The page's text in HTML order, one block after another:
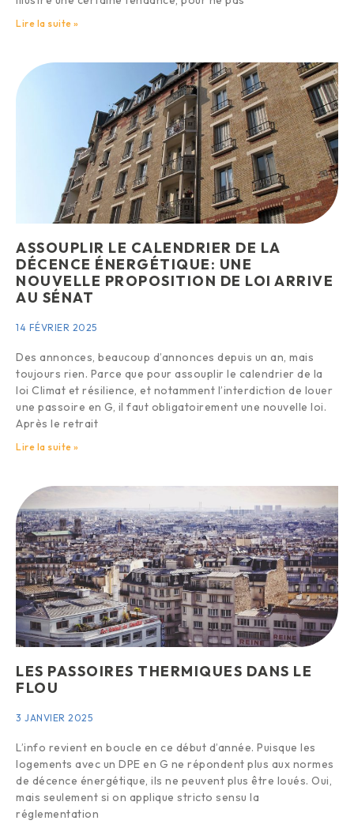
Lire la suite »
ASSOUPLIR LE CALENDRIER DE LA
DÉCENCE ÉNERGÉTIQUE: UNE
NOUVELLE PROPOSITION DE LOI ARRIVE
AU SÉNAT
14 FÉVRIER 2025
Des annonces, beaucoup d’annonces depuis un an, mais
toujours rien. Parce que pour assouplir le calendrier de la
loi Climat et résilience, et notamment l’interdiction de louer
une passoire en G, il faut obligatoirement une nouvelle loi.
Après le retrait
Lire la suite »
LES PASSOIRES THERMIQUES DANS LE
FLOU
3 JANVIER 2025
L’info revient en boucle en ce début d’année. Puisque les
logements avec un DPE en G ne répondent plus aux normes
de décence énergétique, ils ne peuvent plus être loués. Oui,
mais seulement si on applique stricto sensu la
réglementation